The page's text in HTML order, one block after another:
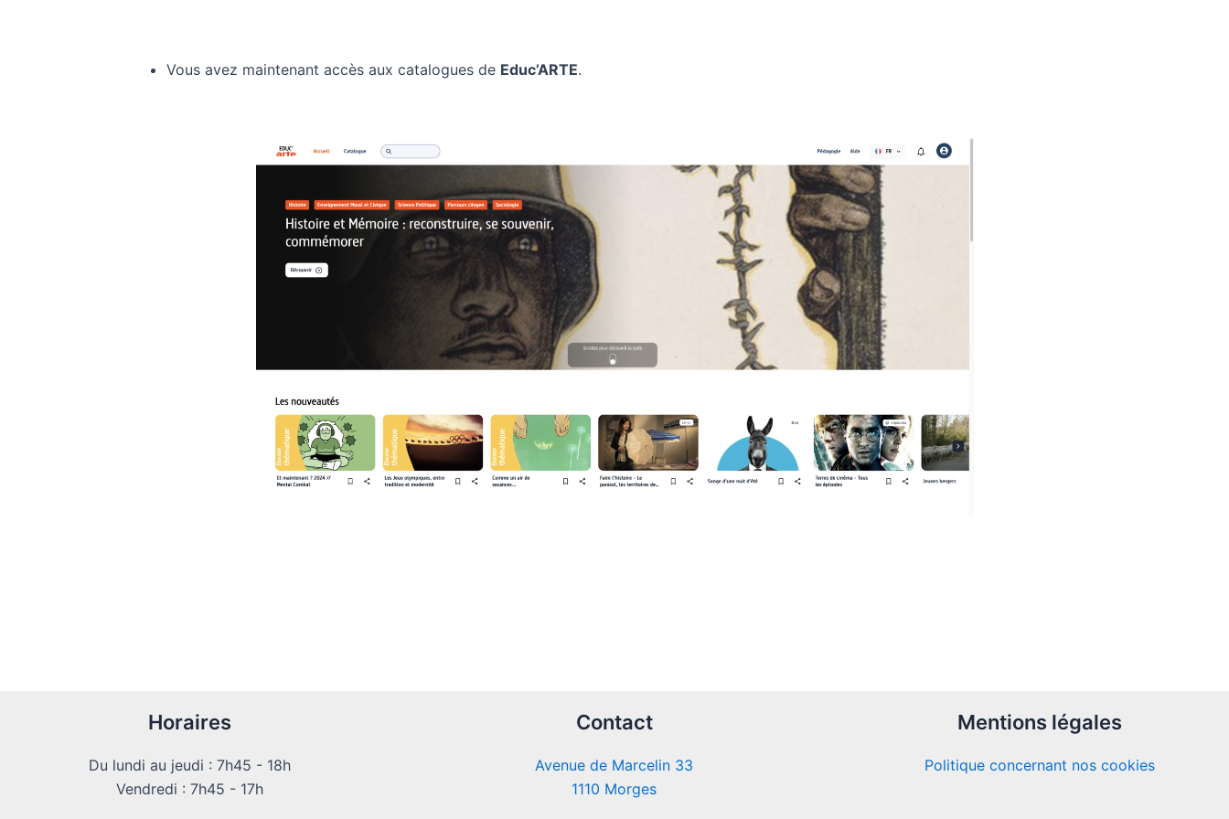
Vous avez maintenant accès aux catalogues de Educ’ARTE.
Horaires
Du lundi au jeudi : 7h45 - 18h
Vendredi : 7h45 - 17h
Contact
Avenue de Marcelin 33
1110 Morges
Mentions légales
Politique concernant nos cookies